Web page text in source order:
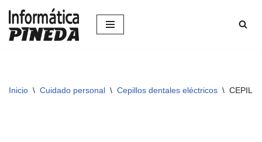
Saltar
Inicio \ Cuidado personal \ Cepillos dentales eléctricos \